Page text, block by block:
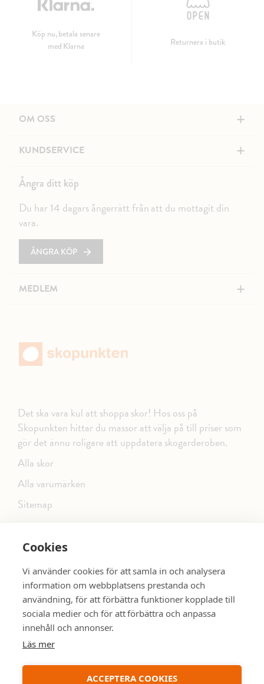
Cookies
Vi använder cookies för att samla in och analysera
information om webbplatsens prestanda och
användning, för att förbättra funktioner kopplade till
sociala medier och för att förbättra och anpassa
innehåll och annonser.
Läs mer
ACCEPTERA COOKIES
Köp nu, betala senare
med Klarna
Returnera i butik
OM OSS +
KUNDSERVICE +
Ångra ditt köp
Du har 14 dagars ångerrätt från att du mottagit din
vara.
ÅNGRA KÖP
MEDLEM +
Det ska vara kul att shoppa skor! Hos oss på
Skopunkten hittar du massor att välja på till priser som
gör det ännu roligare att uppdatera skogarderoben.
Alla skor
Alla varumärken
Sitemap
FÖLJ OSS PÅ SOCIALA MEDIER
SE MER SKOR: dinsko.se